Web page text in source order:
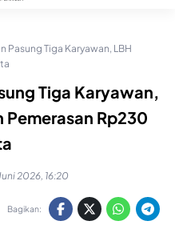
Pasung Tiga Karyawan, LBH
Tiga Karyawan,
Pemerasan Rp230
2026, 16:20
Bagikan: